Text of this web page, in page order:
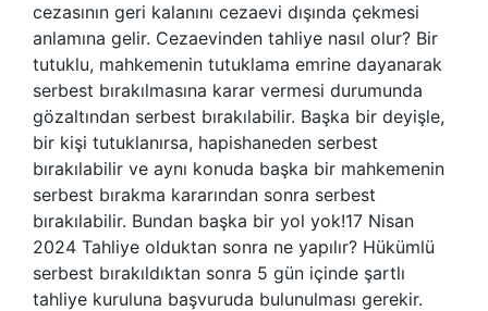
cezasının geri kalanını cezaevi dışında çekmesi
anlamına gelir. Cezaevinden tahliye nasıl olur? Bir
tutuklu, mahkemenin tutuklama emrine dayanarak
serbest bırakılmasına karar vermesi durumunda
gözaltından serbest bırakılabilir. Başka bir deyişle,
bir kişi tutuklanırsa, hapishaneden serbest
bırakılabilir ve aynı konuda başka bir mahkemenin
serbest bırakma kararından sonra serbest
bırakılabilir. Bundan başka bir yol yok!17 Nisan
2024 Tahliye olduktan sonra ne yapılır? Hükümlü
serbest bırakıldıktan sonra 5 gün içinde şartlı
tahliye kuruluna başvuruda bulunulması gerekir.